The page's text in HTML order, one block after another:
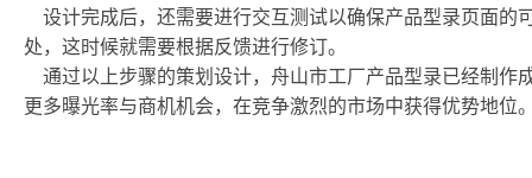
设计完成后，还需要进行交互测试以确保产品型录页面
处，这时候就需要根据反馈进行修订。
通过以上步骤的策划设计，舟山市工厂产品型录已经制
更多曝光率与商机机会，在竞争激烈的市场中获得优势地位